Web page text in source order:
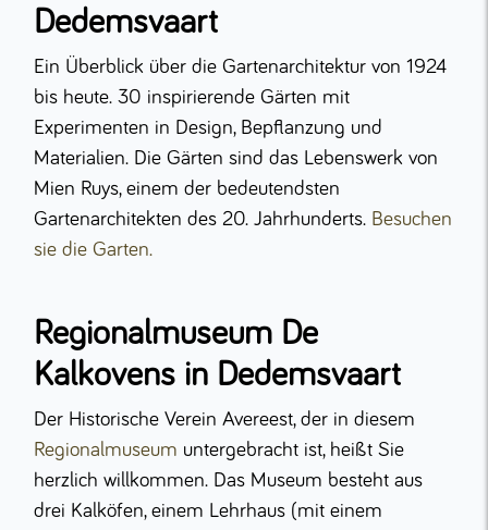
Dedemsvaart
Ein Überblick über die Gartenarchitektur von 1924
bis heute. 30 inspirierende Gärten mit
Experimenten in Design, Bepflanzung und
Materialien. Die Gärten sind das Lebenswerk von
Mien Ruys, einem der bedeutendsten
Gartenarchitekten des 20. Jahrhunderts. Besuchen
sie die Garten.
Regionalmuseum De
Kalkovens in Dedemsvaart
Der Historische Verein Avereest, der in diesem
Regionalmuseum untergebracht ist, heißt Sie
herzlich willkommen. Das Museum besteht aus
drei Kalköfen, einem Lehrhaus (mit einem